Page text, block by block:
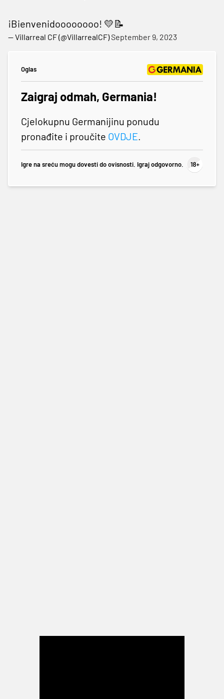
¡Bienvenidoooooooo! 💛📝
— Villarreal CF (@VillarrealCF)September 9, 2023
Oglas
Zaigraj odmah, Germania!
Cjelokupnu Germanijinu ponudu
pronađite i proučite OVDJE.
Igre na sreću mogu dovesti do ovisnosti. Igraj odgovorno.